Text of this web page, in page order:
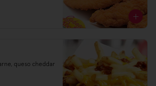
queso cheddar